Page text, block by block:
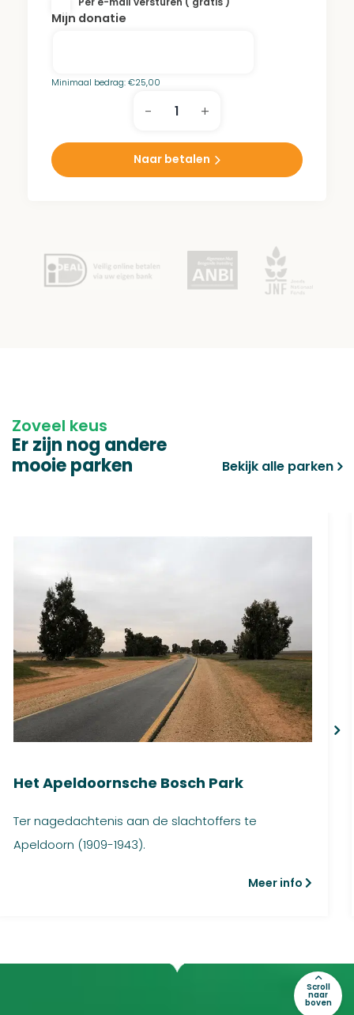
Mijn donatie
Minimaal bedrag:€25,00
-
Jr.
+
Naar betalen
Zoveel keus
Er zijn nog andere
mooie parken
Bekijk alle parken
Het Apeldoornsche Bosch Park
Ter nagedachtenis aan de slachtoffers te
Apeldoorn (1909-1943).
Meer info
Scroll
naar
boven